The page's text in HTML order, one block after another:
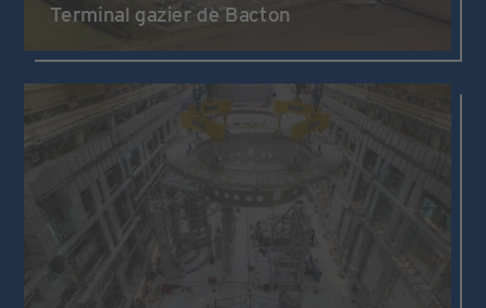
Terminal gazier de Bacton